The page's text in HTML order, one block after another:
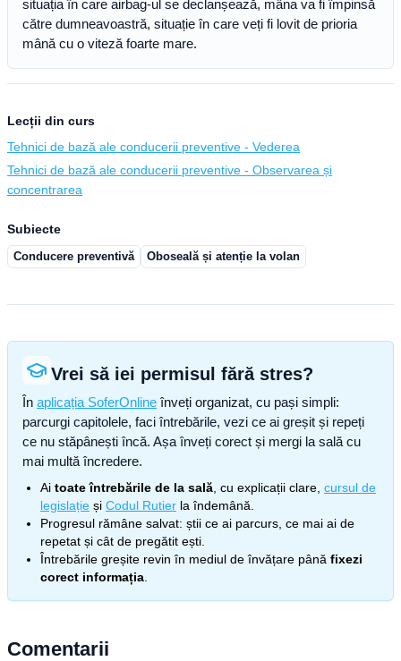
situația în care airbag-ul se declanșează, mâna va fi împinsă
către dumneavoastră, situație în care veți fi lovit de prioria
mână cu o viteză foarte mare.
Lecții din curs
Tehnici de bază ale conducerii preventive - Vederea
Tehnici de bază ale conducerii preventive - Observarea și
concentrarea
Subiecte
Conducere preventivă Oboseală și atenție la volan
Vrei să iei permisul fără stres?
În aplicația SoferOnline înveți organizat, cu pași simpli:
parcurgi capitolele, faci întrebările, vezi ce ai greșit și repeți
ce nu stăpânești încă. Așa înveți corect și mergi la sală cu
mai multă încredere.
Ai toate întrebările de la sală , cu explicații clare, cursul de
legislație și Codul Rutier la îndemână.
Progresul rămâne salvat: știi ce ai parcurs, ce mai ai de
repetat și cât de pregătit ești.
Întrebările greșite revin în mediul de învățare până fixezi
corect informația
Comentarii